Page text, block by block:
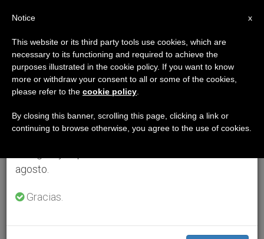
×
Aviso importante
Del 27 de julio al 7 de agosto haremos la pausa
anual, aprovechando que en el periodo de verano
se generan menos informaciones y también el
agosto.
Gracias.
x
Notice
This website or its third party tools use cookies, which are
necessary to its functioning and required to achieve the
purposes illustrated in the cookie policy. If you want to know
more or withdraw your consent to all or some of the cookies,
please refer to the cookie policy
By closing this banner, scrolling this page, clicking a link or
continuing to browse otherwise, you agree to the use of cookies.